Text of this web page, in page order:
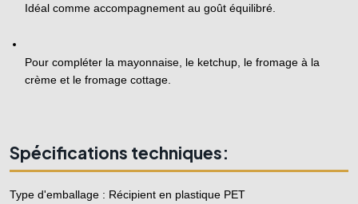
Idéal comme accompagnement au goût équilibré.
Pour compléter la mayonnaise, le ketchup, le fromage à la
crème et le fromage cottage.
Spécifications techniques:
Type d'emballage : Récipient en plastique PET